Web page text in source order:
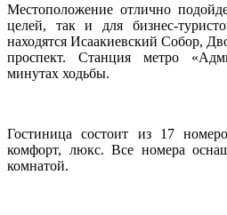
Местоположение отлично
целей, так и для бизнес-
находятся Исаакиевский Собор,
проспект. Станция метро
минутах ходьбы.
Гостиница состоит из 17
комфорт, люкс. Все номера
комнатой.